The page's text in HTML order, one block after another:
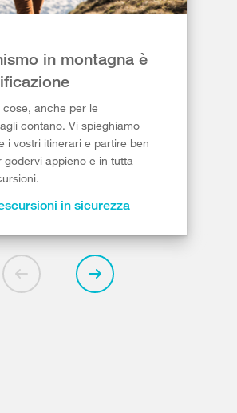
in montagna è
anche per le
contano. Vi spieghiamo
i vostri itinerari e partire ben
godervi appieno e in tutta
in sicurezza